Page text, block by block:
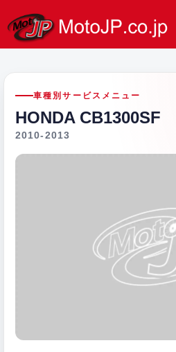
車種別サービスメニュー
HONDA CB1300SF
2010-2013